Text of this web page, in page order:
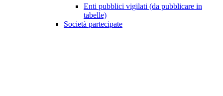
Enti pubblici vigilati (da pubblicare in
tabelle)
Società partecipate